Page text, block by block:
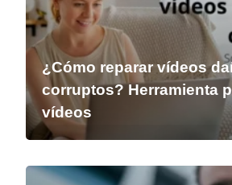
¿Cómo reparar vídeos
corruptos? Herramienta
vídeos